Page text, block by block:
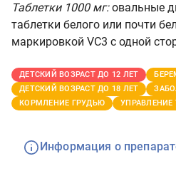
Таблетки 1000 мг:овальные
таблетки белого или почти
маркировкой VC3 с одной
ДЕТСКИЙ ВОЗРАСТ ДО 12 ЛЕТ
ДЕТСКИЙ ВОЗРАСТ ДО 18 ЛЕТ
КОРМЛЕНИЕ ГРУДЬЮ
Информация о